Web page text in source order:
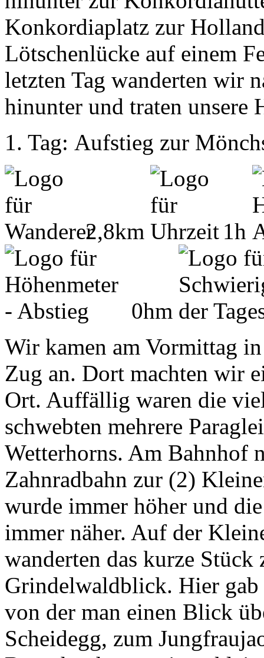
Konkordiaplatz zur
Lötschenlücke auf einem
letzten Tag wanderten wir
hinunter und traten unsere
1. Tag: Aufstieg zur
2,8km 1h
0hm
Wir kamen am Vormittag
Zug an. Dort machten wir
Ort. Auffällig waren die
schwebten mehrere
Wetterhorns. Am Bahnhof
Zahnradbahn zur (2)
wurde immer höher und
immer näher. Auf der
wanderten das kurze Stück
Grindelwaldblick. Hier gab
von der man einen Blick
Scheidegg, zum